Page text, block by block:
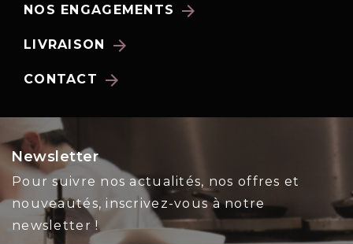
NOS ENGAGEMENTS arrow_forward
LIVRAISON arrow_forward
CONTACT arrow_forward
Newsletter
Pour suivre nos actualités, nos offres et
nouveautés, inscrivez-vous à notre
newsletter !